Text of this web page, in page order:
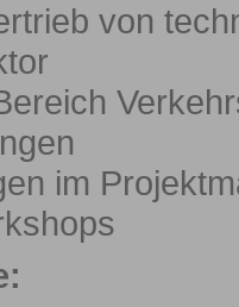
von
im